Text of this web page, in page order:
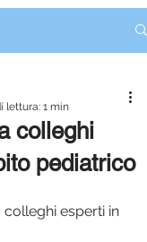
colleghi
pediatrico
lettura: 1 min
colleghi esperti in